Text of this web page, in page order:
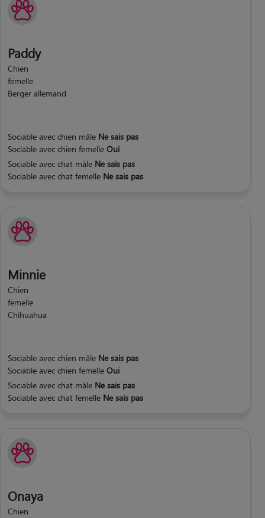
Paddy
Chien
femelle
Berger allemand
Sociable avec chien mâle Ne sais pas
Sociable avec chien femelle Oui
Sociable avec chat mâle Ne sais pas
Sociable avec chat femelle Ne sais pas
Minnie
Chien
femelle
Chihuahua
Sociable avec chien mâle Ne sais pas
Sociable avec chien femelle Oui
Sociable avec chat mâle Ne sais pas
Sociable avec chat femelle Ne sais pas
Onaya
Chien